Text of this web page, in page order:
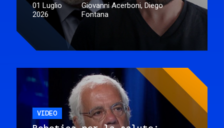
01 Luglio
2026
Giovanni Acerboni, Diego
Fontana
VIDEO